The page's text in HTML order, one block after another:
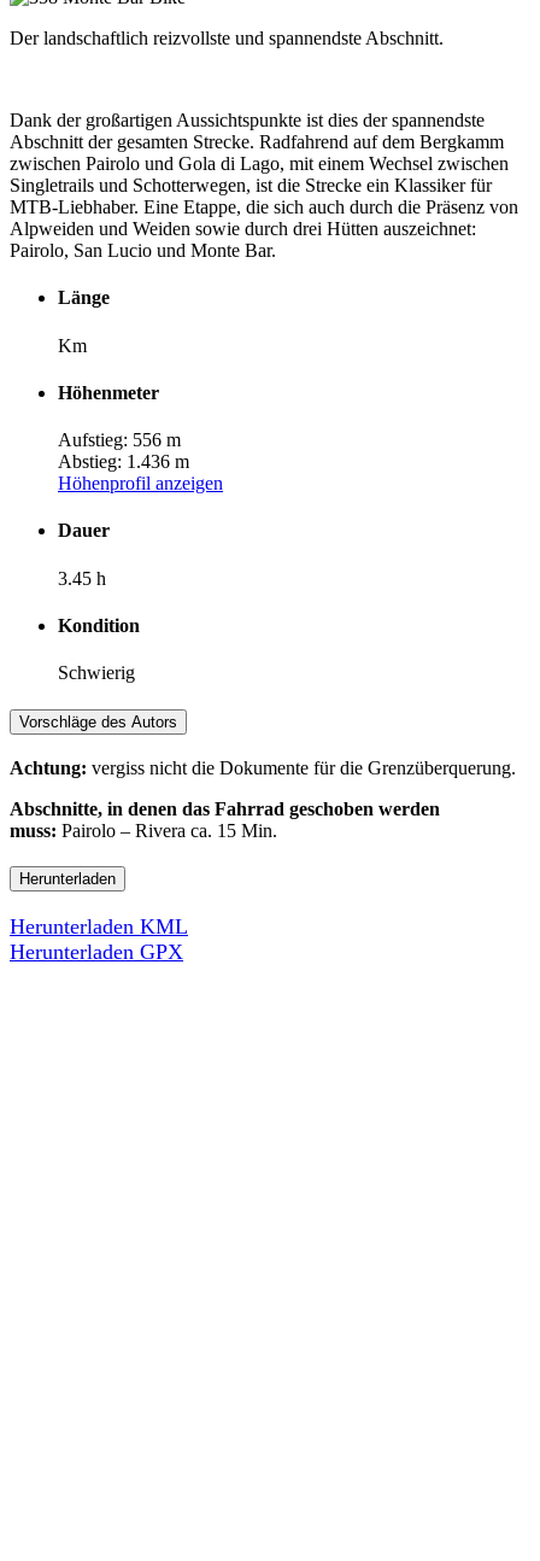
Der landschaftlich reizvollste und spannendste Abschnitt.
Dank der großartigen Aussichtspunkte ist dies der spannendste
Abschnitt der gesamten Strecke. Radfahrend auf dem Bergkamm
zwischen Pairolo und Gola di Lago, mit einem Wechsel zwischen
Singletrails und Schotterwegen, ist die Strecke ein Klassiker für
MTB-Liebhaber. Eine Etappe, die sich auch durch die Präsenz von
Alpweiden und Weiden sowie durch drei Hütten auszeichnet:
Pairolo, San Lucio und Monte Bar.
Länge
Km
Höhenmeter
Aufstieg: 556 m
Abstieg: 1.436 m
Höhenprofil anzeigen
Dauer
3.45 h
Kondition
Schwierig
Vorschläge des Autors
Achtung: vergiss nicht die Dokumente für die Grenzüberquerung.
Abschnitte, in denen das Fahrrad geschoben werden
muss: Pairolo – Rivera ca. 15 Min.
Herunterladen
Herunterladen KML
Herunterladen GPX